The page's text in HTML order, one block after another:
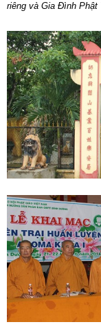
riêng và Gia Đình Phật